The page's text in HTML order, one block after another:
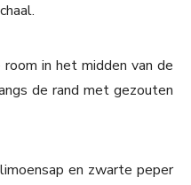
in het midden van de
de rand met gezouten
en zwarte peper